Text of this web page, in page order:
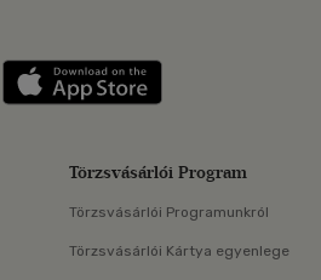
on
Instagramon
a LinkedInen
applikáció Szerezd meg: Google
Törzsvásárlói Program
Törzsvásárlói Programunkról
Törzsvásárlói Kártya egyenlege